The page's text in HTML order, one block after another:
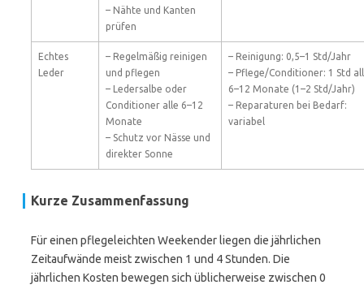
– Nähte und Kanten
prüfen
Echtes
Leder
– Regelmäßig reinigen
und pflegen
– Ledersalbe oder
Conditioner alle 6–12
Monate
– Schutz vor Nässe und
direkter Sonne
– Reinigung: 0,5–1 Std/Jahr
– Pflege/Conditioner: 1 Std
6–12 Monate (1–2 Std/Jahr)
– Reparaturen bei Bedarf:
variabel
Kurze Zusammenfassung
Für einen pflegeleichten Weekender liegen die jährlichen
Zeitaufwände meist zwischen 1 und 4 Stunden. Die
jährlichen Kosten bewegen sich üblicherweise zwischen 0